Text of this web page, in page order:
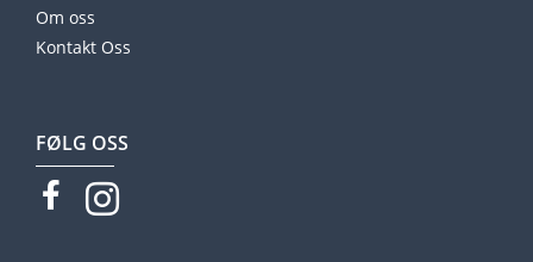
Om oss
Kontakt Oss
FØLG OSS